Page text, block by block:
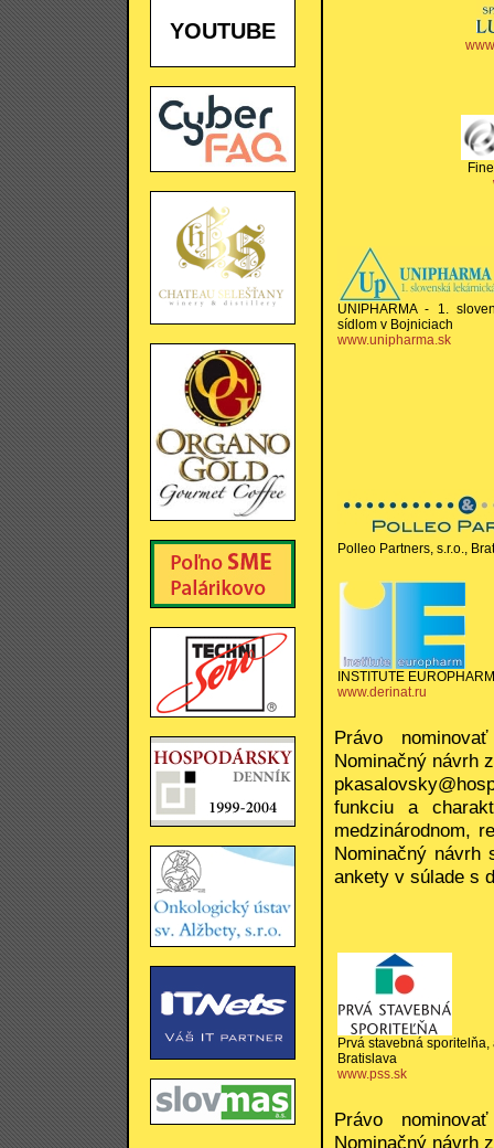
YOUTUBE
UNIPHARMA - 1.
sídlom v Bojniciach
www.unipharma.sk
Polleo Partners, s.r.o.,
INSTITUTE
www.derinat.ru
Právo
Nominačný návrh
funkciu a
medzinárodnom,
Nominačný návrh
ankety v súlade s
Prvá stavebná sporitelňa,
Bratislava
www.pss.sk
Právo
Nominačný návrh